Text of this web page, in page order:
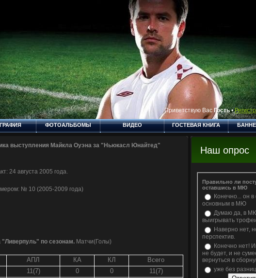
Приветствую Вас Гость•
ФОТОАЛЬБОМЫ ВИДЕО ГОСТЕВАЯ КНИГА
ДОСКА ОБЪЯВЛЕНИЙ
БИОГРАФИЯ -
Наш опрос
Правильно ли
оставшись в МЮ
Конечно... он в
основным в МЮ
Думаю да, в
выигрывать
Наверно нет,
перспектив.
Конечно нет!
не будет, и не
вернуться в
уже без
выступления Майкла Оуэна за "Ньюкасл Юнайтед"
24 августа 2005 года.
№ 10 (2005-2009 года)
"Ливерпуль" по сезонам. Матчи(Голы)
АПЛ КА КЛ
Всего
11(7) 0 0
11(7)